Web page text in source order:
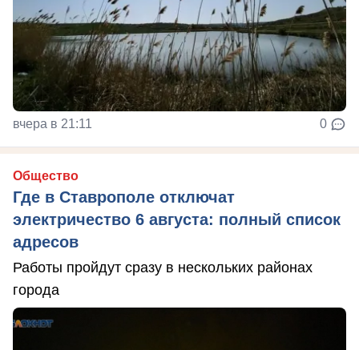
вчера в 21:11 0
Общество
Где в Ставрополе отключат
электричество 6 августа: полный список
адресов
Работы пройдут сразу в нескольких районах
города